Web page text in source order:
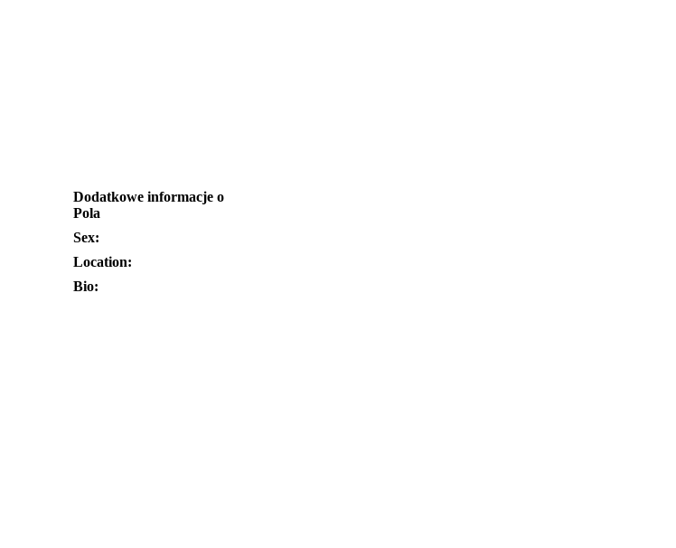
Dodatkowe informacje o
Pola
Sex:
Location:
Bio: